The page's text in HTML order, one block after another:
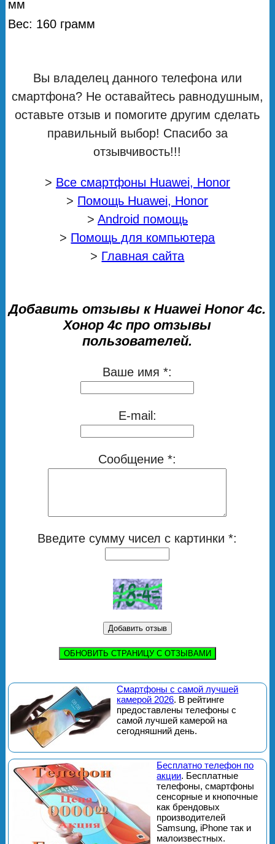
мм
Вес: 160 грамм
Вы владелец данного телефона или
смартфона? Не оставайтесь равнодушным,
оставьте отзыв и помогите другим сделать
правильный выбор! Спасибо за
отзывчивость!!!
> Все смартфоны Huawei, Honor
> Помощь Huawei, Honor
> Android помощь
> Помощь для компьютера
> Главная сайта
Добавить отзывы к Huawei Honor 4c.
Хонор 4с про отзывы
пользователей.
Ваше имя *:
E-mail:
Сообщение *:
Введите сумму чисел с картинки *:
ОБНОВИТЬ СТРАНИЦУ С ОТЗЫВАМИ
Смартфоны с самой лучшей
камерой 2026. В рейтинге
предоставлены телефоны с
самой лучшей камерой на
сегодняшний день.
Бесплатно телефон по
акции. Бесплатные
телефоны, смартфоны
сенсорные и кнопочные
как брендовых
производителей
Samsung, iPhone так и
малоизвестных.